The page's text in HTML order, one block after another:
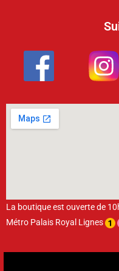
La boutique est ouverte de
Métro Palais Royal Lignes